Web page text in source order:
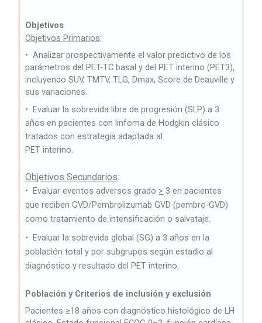
Objetivos
Objetivos Primarios:
• Analizar prospectivamente el valor predictivo de los
parámetros del PET-TC basal y del PET interino (PET3),
incluyendo SUV, TMTV, TLG, Dmax, Score de Deauville y
sus variaciones.
• Evaluar la sobrevida libre de progresión (SLP) a 3
años en pacientes con linfoma de Hodgkin clásico
tratados con estrategia adaptada al
PET interino.
Objetivos Secundarios:
• Evaluar eventos adversos grado > 3 en pacientes
que reciben GVD/Pembrolizumab GVD (pembro-GVD)
como tratamiento de intensificación o salvataje.
•
Evaluar la sobrevida global (SG) a 3 años en la
población total y por subgrupos según estadio al
diagnóstico y resultado del PET interino.
Población y Criterios de inclusión y exclusión
Pacientes ≥18 años con diagnóstico histológico de LH